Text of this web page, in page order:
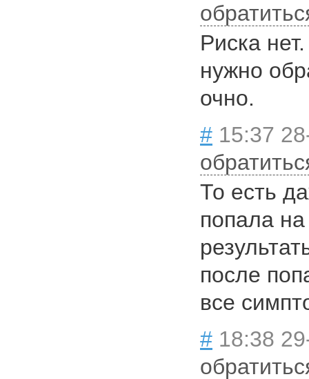
Риска
нужно
очно.
# 15:37
То есть
попала
после
все
# 18:38